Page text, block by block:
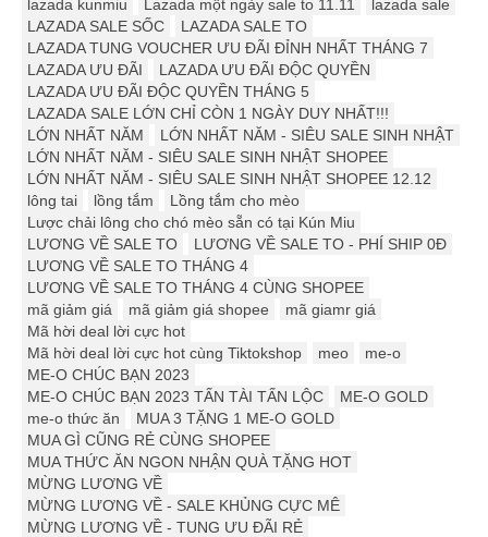
lazada kunmiu
Lazada một ngày sale to 11.11
lazada sale
LAZADA SALE SỐC
LAZADA SALE TO
LAZADA TUNG VOUCHER ƯU ĐÃI ĐỈNH NHẤT THÁNG 7
LAZADA ƯU ĐÃI
LAZADA ƯU ĐÃI ĐỘC QUYỀN
LAZADA ƯU ĐÃI ĐỘC QUYỀN THÁNG 5
LAZADA SALE LỚN CHỈ CÒN 1 NGÀY DUY NHẤT!!!
LỚN NHẤT NĂM
LỚN NHẤT NĂM - SIÊU SALE SINH NHẬT
LỚN NHẤT NĂM - SIÊU SALE SINH NHẬT SHOPEE
LỚN NHẤT NĂM - SIÊU SALE SINH NHẬT SHOPEE 12.12
lông tai
lồng tắm
Lồng tắm cho mèo
Lược chải lông cho chó mèo sẵn có tại Kún Miu
LƯƠNG VỀ SALE TO
LƯƠNG VỀ SALE TO - PHÍ SHIP 0Đ
LƯƠNG VỀ SALE TO THÁNG 4
LƯƠNG VỀ SALE TO THÁNG 4 CÙNG SHOPEE
mã giảm giá
mã giảm giá shopee
mã giamr giá
Mã hời deal lời cực hot
Mã hời deal lời cực hot cùng Tiktokshop
meo
me-o
ME-O CHÚC BẠN 2023
ME-O CHÚC BẠN 2023 TẤN TÀI TẤN LỘC
ME-O GOLD
me-o thức ăn
MUA 3 TẶNG 1 ME-O GOLD
MUA GÌ CŨNG RẺ CÙNG SHOPEE
MUA THỨC ĂN NGON NHẬN QUÀ TẶNG HOT
MỪNG LƯƠNG VỀ
MỪNG LƯƠNG VỀ - SALE KHỦNG CỰC MÊ
MỪNG LƯƠNG VỀ - TUNG ƯU ĐÃI RẺ